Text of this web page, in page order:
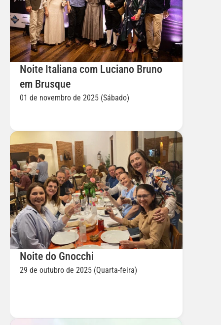
Noite Italiana com Luciano Bruno
em Brusque
01 de novembro de 2025 (Sábado)
Noite do Gnocchi
29 de outubro de 2025 (Quarta-feira)